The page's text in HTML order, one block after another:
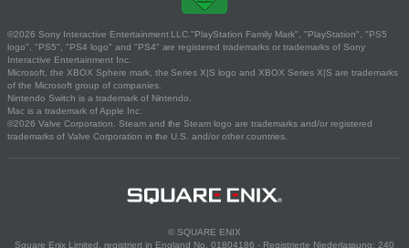
©2026 Sony Interactive Entertainment LLC."PlayStation Family Mark", "PlayStation", "PS5
logo", "PS5", "PS4 logo" and "PS4" are registered trademarks or trademarks of Sony
Interactive Entertainment Inc.
Microsoft, the XBOX Sphere mark, the Series X|S logo and XBOX Series X|S are trademarks
of the Microsoft group of companies.
Nintendo Switch is a trademark of Nintendo.
Mac is a trademark of Apple Inc.
©2026 Valve Corporation. Steam and the Steam logo are trademarks and/or registered
trademarks of Valve Corporation in the U.S. and/or other countries.
© SQUARE ENIX
Square Enix Limited, registriert in England No. 01804186 - Registrierte Niederlassung: 240